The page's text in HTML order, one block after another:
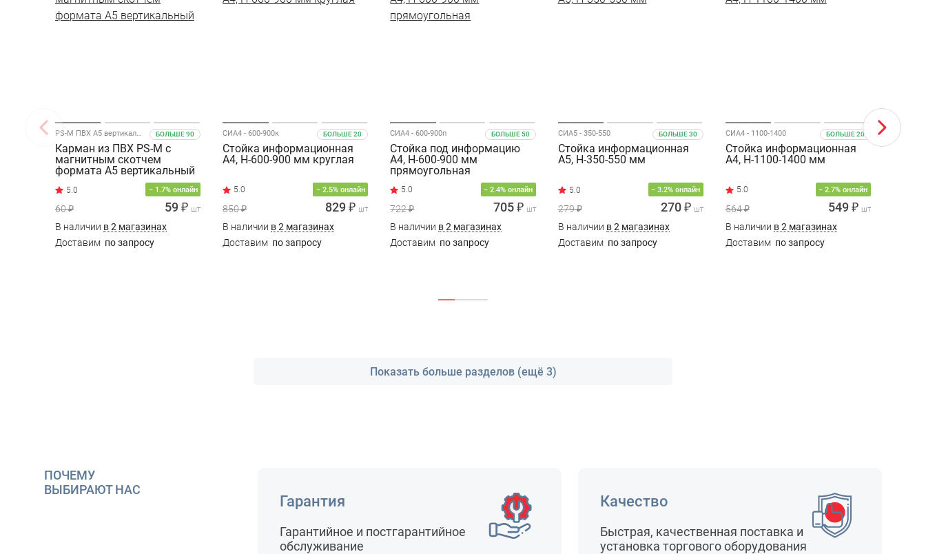
БОЛЬШЕ 90
Карман из ПВХ PS-M с
магнитным скотчем
формата A5 вертикальный
− 1.7% онлайн
60 ₽ 59 ₽ шт
В наличии в 2 магазинах
Доставим по запросу
БОЛЬШЕ 20
СИА4 - 600-900к
Стойка информационная
А4, Н-600-900 мм круглая
5.0 − 2.5% онлайн
850 ₽ 829 ₽ шт
В наличии в 2 магазинах
Доставим по запросу
БОЛЬШЕ 50
СИА4 - 600-900п
Стойка под информацию
А4, Н-600-900 мм
прямоугольная
5.0 − 2.4% онлайн
722 ₽ 705 ₽ шт
В наличии в 2 магазинах
Доставим по запросу
БОЛЬШЕ 30
СИА5 - 350-550
Стойка информационная
А5, Н-350-550 мм
− 3.2% онлайн
279 ₽ 270 ₽ шт
В наличии в 2 магазинах
Доставим по запросу
БОЛЬШЕ 20
СИА4 - 1100-1400
Стойка информационная
А4, Н-1100-1400 мм
5.0 − 2.7% онлайн
564 ₽ 549 ₽ шт
В наличии в 2 магазинах
Доставим по запросу
Показать больше разделов (ещё 3)
ПОЧЕМУ
ВЫБИРАЮТ НАС
Гарантия
Гарантийное и постгарантийное
обслуживание
Качество
Быстрая, качественная поставка и
установка торгового оборудования